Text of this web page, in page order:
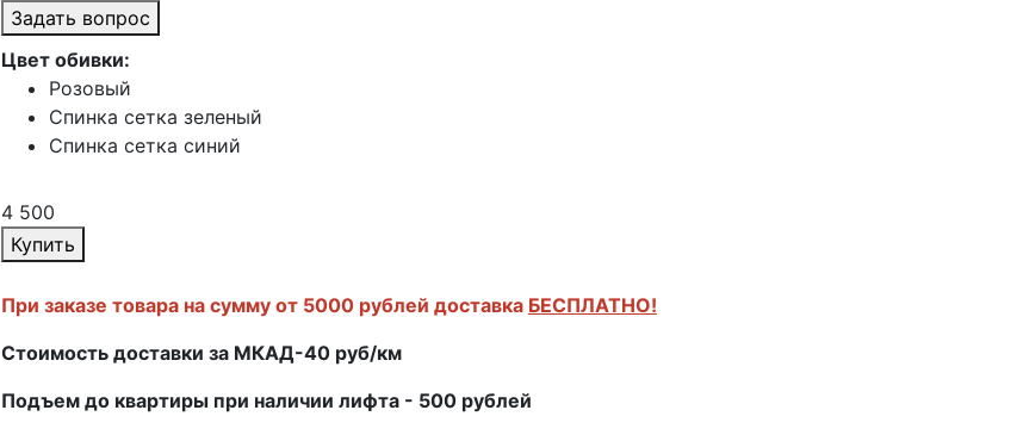
Задать вопрос
Цвет обивки:
Розовый
Спинка сетка зеленый
Спинка сетка синий
4 500
Купить
При заказе товара на сумму от 5000 рублей доставка БЕСПЛАТНО!
Стоимость доставки за МКАД-40 руб/км
Подъем до квартиры при наличии лифта - 500 рублей